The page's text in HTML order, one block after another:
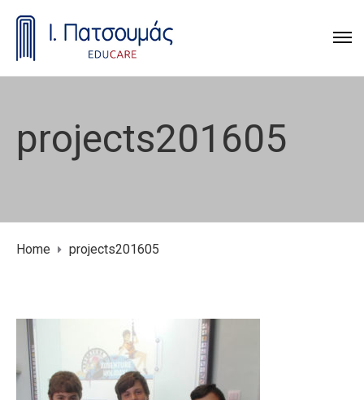
projects201605
Home projects201605